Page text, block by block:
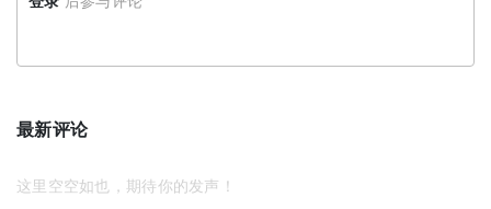
最新评论
这里空空如也，期待你的发声！